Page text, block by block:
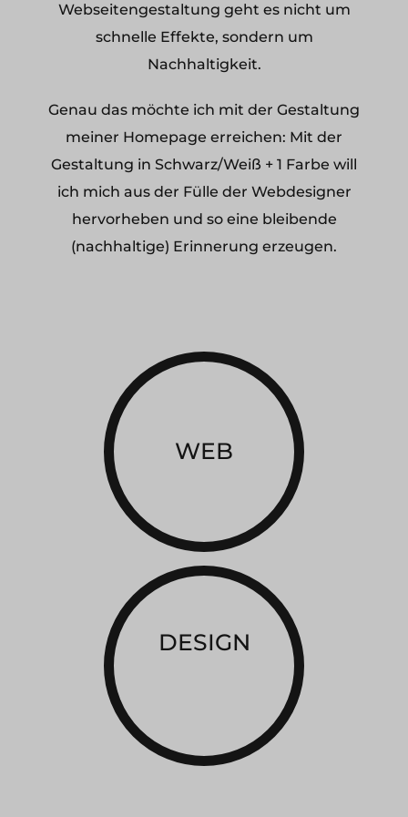
Webseitengestaltung geht es nicht um
schnelle Effekte, sondern um
Nachhaltigkeit.
Genau das möchte ich mit der Gestaltung
meiner Homepage erreichen: Mit der
Gestaltung in Schwarz/Weiß + 1 Farbe will
ich mich aus der Fülle der Webdesigner
hervorheben und so eine bleibende
(nachhaltige) Erinnerung erzeugen.
WEB
DESIGN